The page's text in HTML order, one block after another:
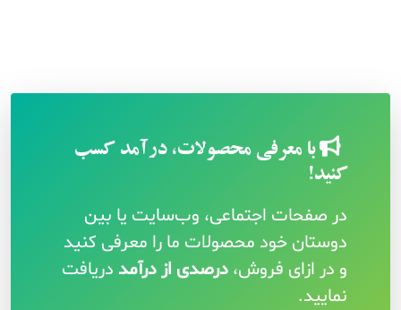
با معرفی محصولات، درآمد کسب
کنید!
در صفحات اجتماعی، وب‌سایت یا بین
دوستان خود محصولات ما را معرفی کنید
و در ازای فروش، درصدی از درآمد دریافت
نمایید.